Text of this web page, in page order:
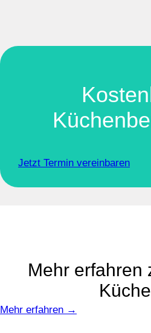
Jetzt Termin vereinbaren
Mehr erfahren
Mehr erfahren →